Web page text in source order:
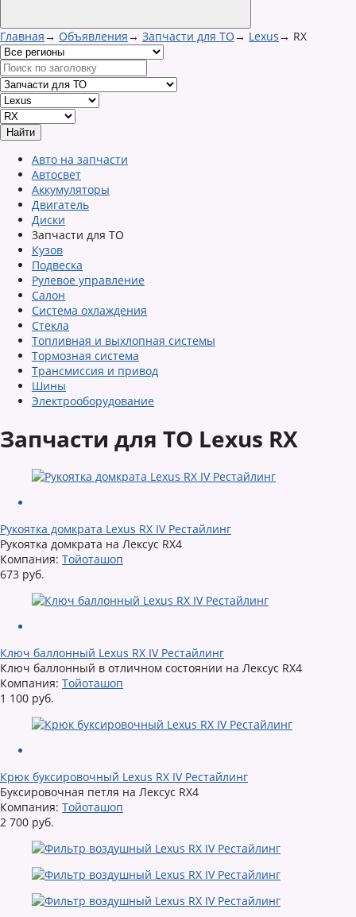
Главная→ Объявления→ Запчасти для ТО→ Lexus→ RX
Авто на запчасти
Автосвет
Аккумуляторы
Двигатель
Диски
Запчасти для ТО
Кузов
Подвеска
Рулевое управление
Салон
Система охлаждения
Стекла
Топливная и выхлопная системы
Тормозная система
Трансмиссия и привод
Шины
Электрооборудование
Запчасти для ТО Lexus RX
Рукоятка домкрата Lexus RX IV Рестайлинг
Рукоятка домкрата на Лексус RX4
Компания: Тойоташоп
673 руб.
Ключ баллонный Lexus RX IV Рестайлинг
Ключ баллонный в отличном состоянии на Лексус RX4
Компания: Тойоташоп
1 100 руб.
Крюк буксировочный Lexus RX IV Рестайлинг
Буксировочная петля на Лексус RX4
Компания: Тойоташоп
2 700 руб.